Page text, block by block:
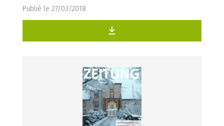
Publié le 27/03/2018